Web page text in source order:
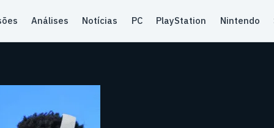
Análises Notícias PC PlayStation Nintendo